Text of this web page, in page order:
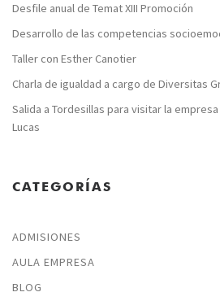
Desfile anual de Temat XIII Promoción
Desarrollo de las competencias
Taller con Esther Canotier
Charla de igualdad a cargo de Diversitas
Salida a Tordesillas para visitar la
Lucas
CATEGORÍAS
ADMISIONES
AULA EMPRESA
BLOG